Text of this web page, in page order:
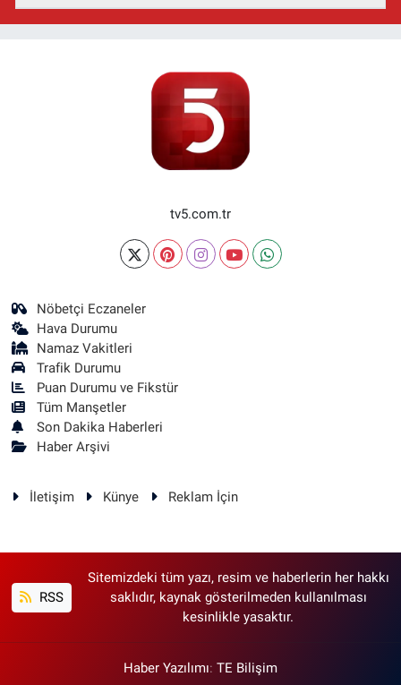
tv5.com.tr
Nöbetçi Eczaneler
Hava Durumu
Namaz Vakitleri
Trafik Durumu
Puan Durumu ve Fikstür
Tüm Manşetler
Son Dakika Haberleri
Haber Arşivi
İletişim Künye Reklam İçin
RSS
Sitemizdeki tüm yazı, resim ve haberlerin her hakkı
saklıdır, kaynak gösterilmeden kullanılması
kesinlikle yasaktır.
Haber Yazılımı: TE Bilişim